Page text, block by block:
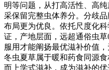
明等问题，从打高活性、高
采保留完整虫体养分。分歧
布局更为优良。依托尺度化
证，产地层面，远超通俗虫草
服用才能阐扬最优滋补价值
冬虫夏草属于暖和药食同源
而上学式滋补，成为滋补的